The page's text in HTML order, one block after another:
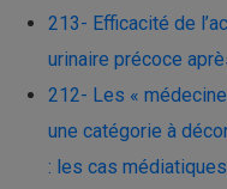
213- Efficacité de
urinaire précoce
212- Les «
une catégorie à
: les cas